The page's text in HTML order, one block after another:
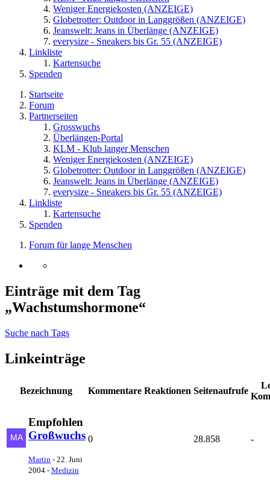
Weniger Energiekosten (ANZEIGE)
Globetrotter: Outdoor in Langgrößen (ANZEIGE)
Jeanswelt: Jeans in Überlänge (ANZEIGE)
everysize - Sneakers bis Gr. 55 (ANZEIGE)
Linkliste
Kartensuche
Spenden
Startseite
Forum
Partnerseiten
Grosswuchs
Überlängen-Portal
KLM - Klub langer Menschen
Weniger Energiekosten (ANZEIGE)
Globetrotter: Outdoor in Langgrößen (ANZEIGE)
Jeanswelt: Jeans in Überlänge (ANZEIGE)
everysize - Sneakers bis Gr. 55 (ANZEIGE)
Linkliste
Kartensuche
Spenden
Forum für lange Menschen
Einträge mit dem Tag
„Wachstumshormone“
Suche nach Tags
Linkeinträge
Bezeichnung Kommentare Reaktionen Seitenaufrufe
Empfohlen
Großwuchs
Martin - 22. Juni
2004 - Medizin
0 28.858 -